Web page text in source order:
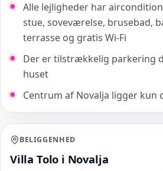
Alle lejligheder har
stue, soveværelse, brusebad,
terrasse og gratis Wi-Fi
Der er tilstrækkelig parkering
huset
Centrum af Novalja ligger kun
BELIGGENHED
Villa Tolo i Novalja